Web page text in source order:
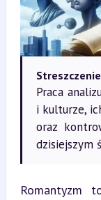
Praca
i kulturze,
oraz
dzisiejszym
Romantyzm